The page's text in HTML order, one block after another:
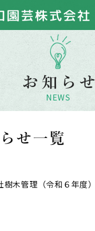
お知らせ
NEWS
せ一覧
木管理（令和６年度）